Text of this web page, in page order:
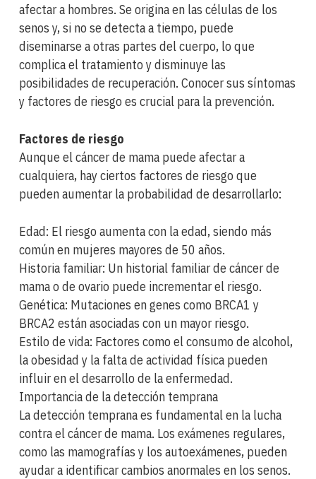
afectar a hombres. Se origina en las células de los
senos y, si no se detecta a tiempo, puede
diseminarse a otras partes del cuerpo, lo que
complica el tratamiento y disminuye las
posibilidades de recuperación. Conocer sus síntomas
y factores de riesgo es crucial para la prevención.
Factores de riesgo
Aunque el cáncer de mama puede afectar a
cualquiera, hay ciertos factores de riesgo que
pueden aumentar la probabilidad de desarrollarlo:
Edad: El riesgo aumenta con la edad, siendo más
común en mujeres mayores de 50 años.
Historia familiar: Un historial familiar de cáncer de
mama o de ovario puede incrementar el riesgo.
Genética: Mutaciones en genes como BRCA1 y
BRCA2 están asociadas con un mayor riesgo.
Estilo de vida: Factores como el consumo de alcohol,
la obesidad y la falta de actividad física pueden
influir en el desarrollo de la enfermedad.
Importancia de la detección temprana
La detección temprana es fundamental en la lucha
contra el cáncer de mama. Los exámenes regulares,
como las mamografías y los autoexámenes, pueden
ayudar a identificar cambios anormales en los senos.